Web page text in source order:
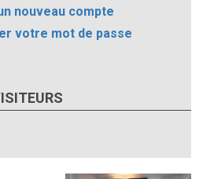
nouveau compte
votre mot de passe